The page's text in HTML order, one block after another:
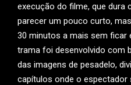
execução do filme, que dura
parecer um pouco curto,
30 minutos a mais sem ficar
trama foi desenvolvido com
das imagens de pesadelo,
capítulos onde o espectador